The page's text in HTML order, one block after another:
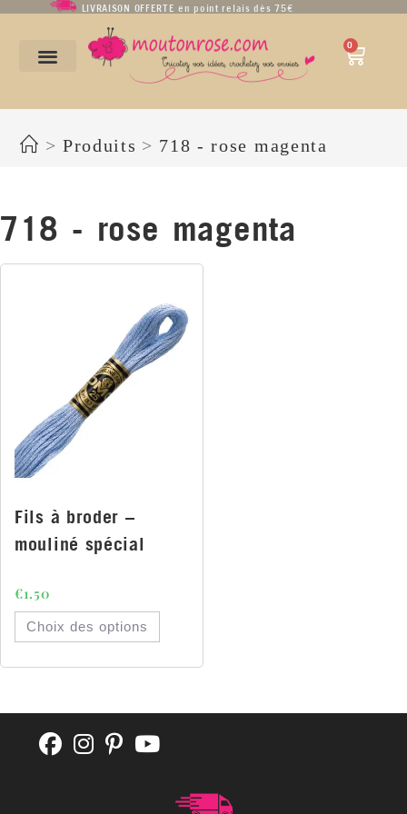
LIVRAISON OFFERTE en point relais dès 75€
0
> Produits > 718 - rose magenta
718 - rose magenta
Fils à broder –
mouliné spécial
€1.50
Choix des options